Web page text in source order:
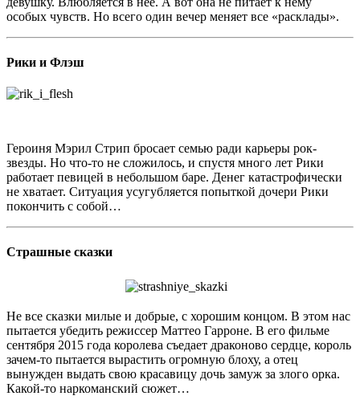
особых чувств. Но всего один вечер меняет все «расклады».
Рики и Флэш
Героиня Мэрил Стрип бросает семью ради карьеры рок-
звезды. Но что-то не сложилось, и спустя много лет Рики
работает певицей в небольшом баре. Денег катастрофически
не хватает. Ситуация усугубляется попыткой дочери Рики
покончить с собой…
Страшные сказки
Не все сказки милые и добрые, с хорошим концом. В этом нас
пытается убедить режиссер Маттео Гарроне. В его фильме
сентября 2015 года королева съедает драконово сердце, король
зачем-то пытается вырастить огромную блоху, а отец
вынужден выдать свою красавицу дочь замуж за злого орка.
Какой-то наркоманский сюжет…